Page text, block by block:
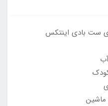
ست بادی اینتکس